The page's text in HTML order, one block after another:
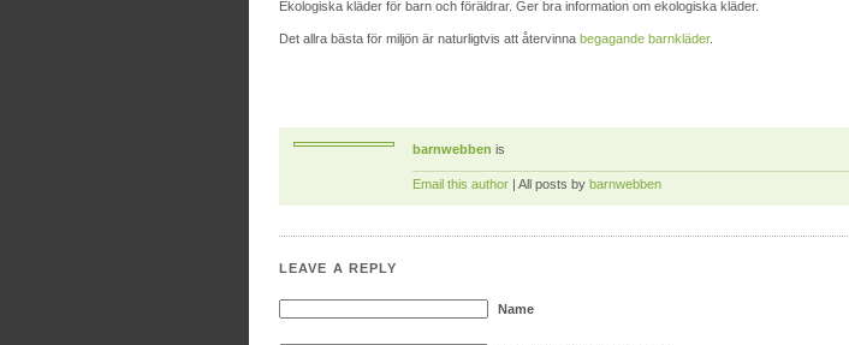
Ekologiska kläder för barn och föräldrar. Ger bra information om ekologiska kläder.
Det allra bästa för miljön är naturligtvis att återvinna begagande barnkläder.
barnwebben is
Email this author | All posts by barnwebben
LEAVE A REPLY
Name